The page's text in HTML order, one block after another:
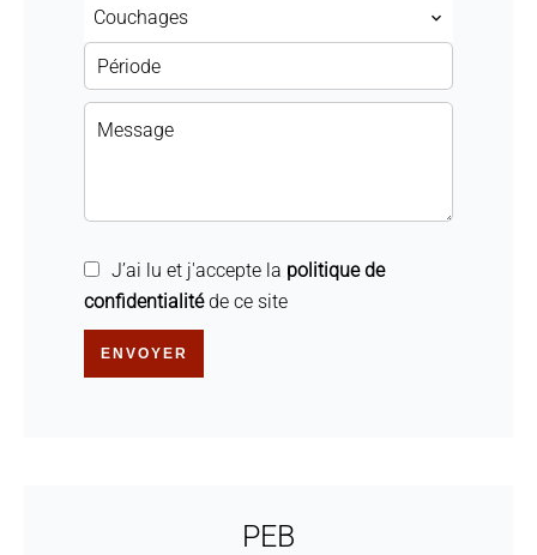
Couchages
J’ai lu et j'accepte la politique de
confidentialitéde ce site
ENVOYER
PEB